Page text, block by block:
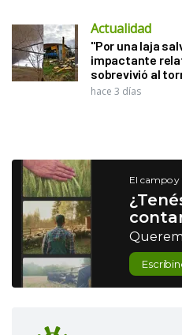
Actualidad
"Por una laja
impactante
sobrevivió al
hace 3 días
El campo y